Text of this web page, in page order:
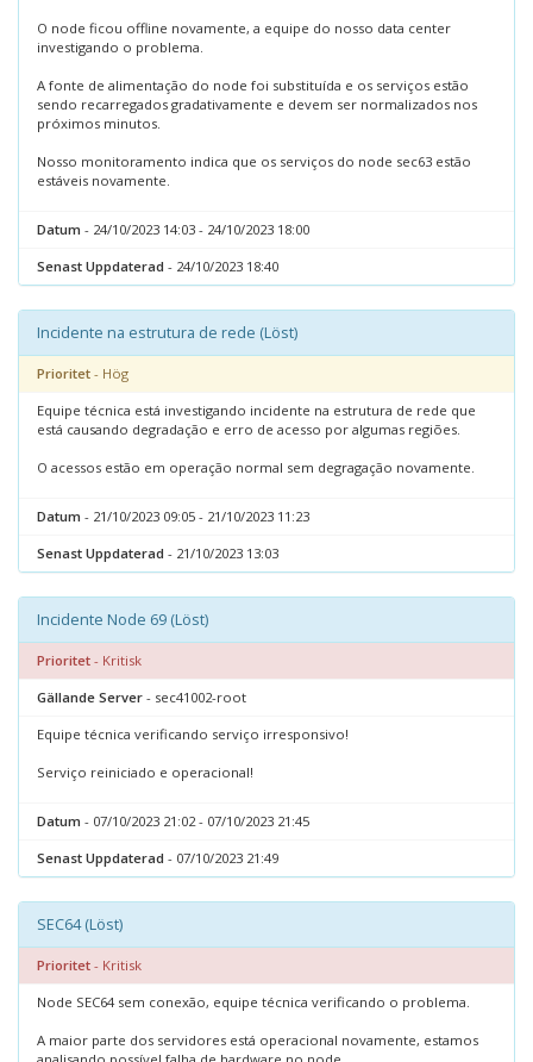
O node ficou offline novamente, a equipe do nosso data center
investigando o problema.
A fonte de alimentação do node foi substituída e os serviços estão
sendo recarregados gradativamente e devem ser normalizados nos
próximos minutos.
Nosso monitoramento indica que os serviços do node sec63 estão
estáveis novamente.
Datum - 24/10/2023 14:03 - 24/10/2023 18:00
Senast Uppdaterad - 24/10/2023 18:40
Incidente na estrutura de rede (Löst)
Prioritet - Hög
Equipe técnica está investigando incidente na estrutura de rede que
está causando degradação e erro de acesso por algumas regiões.
O acessos estão em operação normal sem degragação novamente.
Datum - 21/10/2023 09:05 - 21/10/2023 11:23
Senast Uppdaterad - 21/10/2023 13:03
Incidente Node 69 (Löst)
Prioritet - Kritisk
Gällande Server - sec41002-root
Equipe técnica verificando serviço irresponsivo!
Serviço reiniciado e operacional!
Datum - 07/10/2023 21:02 - 07/10/2023 21:45
Senast Uppdaterad - 07/10/2023 21:49
SEC64 (Löst)
Prioritet - Kritisk
Node SEC64 sem conexão, equipe técnica verificando o problema.
A maior parte dos servidores está operacional novamente, estamos